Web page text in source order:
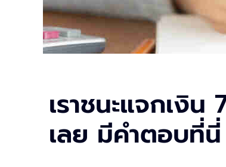
เราชนะแจกเงิ
เลย มีคำตอบที่นี่